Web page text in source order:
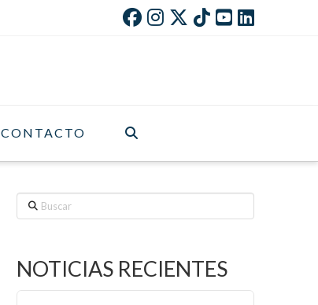
CONTACTO
Buscar
NOTICIAS RECIENTES